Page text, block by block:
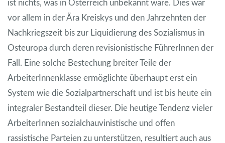
ist nichts, was in Österreich unbekannt wäre. Dies war
vor allem in der Ära Kreiskys und den Jahrzehnten der
Nachkriegszeit bis zur Liquidierung des Sozialismus in
Osteuropa durch deren revisionistische FührerInnen der
Fall. Eine solche Bestechung breiter Teile der
ArbeiterInnenklasse ermöglichte überhaupt erst ein
System wie die Sozialpartnerschaft und ist bis heute ein
integraler Bestandteil dieser. Die heutige Tendenz vieler
ArbeiterInnen sozialchauvinistische und offen
rassistische Parteien zu unterstützen, resultiert auch aus